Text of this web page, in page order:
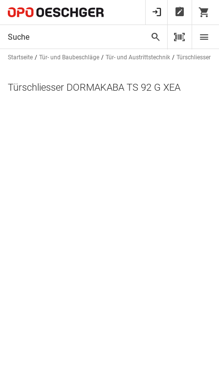
Startseite Tür- und Baubeschläge Tür- und Austrittstechnik Türschliesser
Türschliesser DORMAKABA TS 92 G XEA